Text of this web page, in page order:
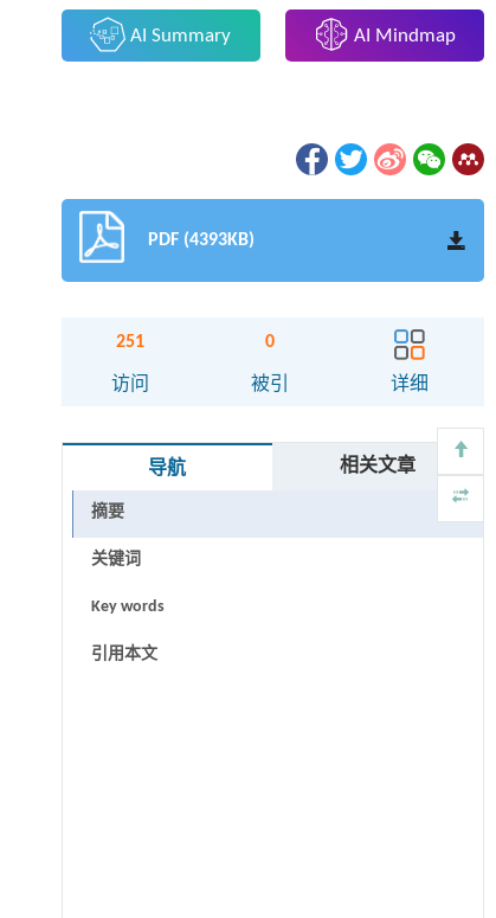
AI Summary AI Mindmap
PDF (4393KB)
251
访问
0
被引 详细
导航 相关文章
摘要
关键词
Key words
引用本文